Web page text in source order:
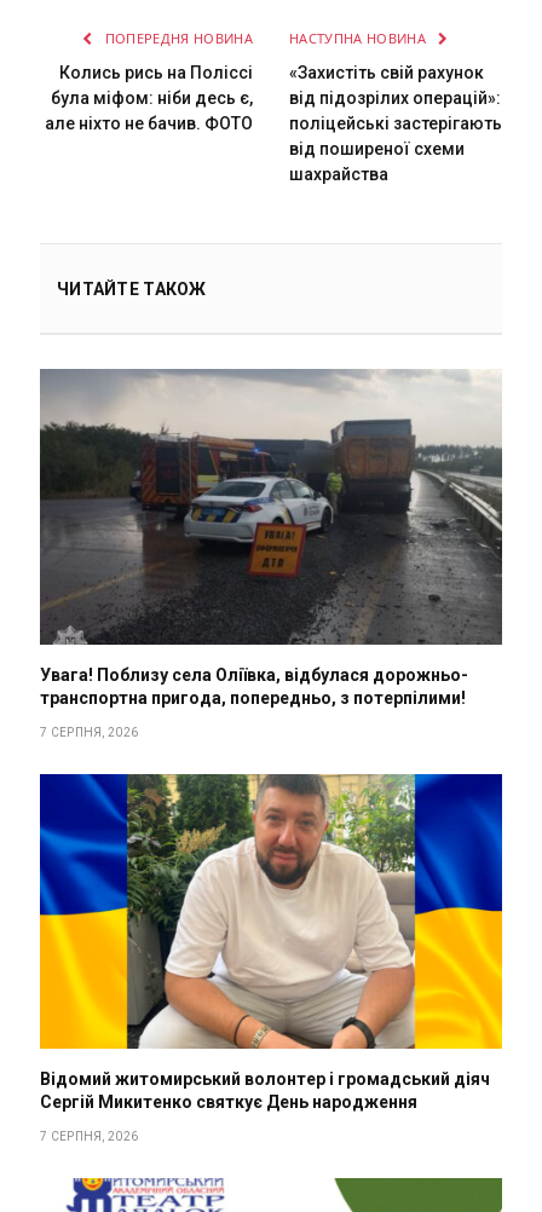
ПОПЕРЕДНЯ НОВИНА
Колись рись на Поліссі
була міфом: ніби десь є,
але ніхто не бачив. ФОТО
НАСТУПНА НОВИНА
«Захистіть свій рахунок
від підозрілих операцій»:
поліцейські застерігають
від поширеної схеми
шахрайства
ЧИТАЙТЕ ТАКОЖ
Увага! Поблизу села Оліївка, відбулася дорожньо-
транспортна пригода, попередньо, з потерпілими!
7 СЕРПНЯ, 2026
Відомий житомирський волонтер і громадський діяч
Сергій Микитенко святкує День народження
7 СЕРПНЯ, 2026